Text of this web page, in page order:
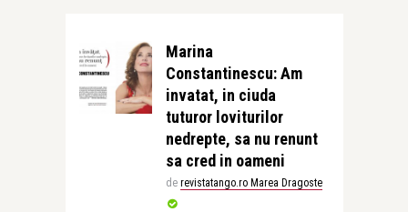
Marina
Constantinescu: Am
invatat, in ciuda
tuturor loviturilor
nedrepte, sa nu renunt
sa cred in oameni
de revistatango.ro Marea Dragoste